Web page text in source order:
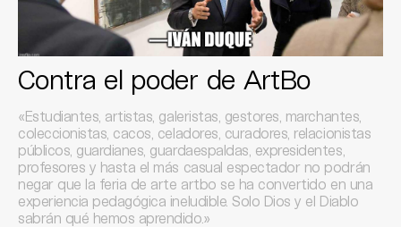
Contra el poder de ArtBo
«Estudiantes, artistas, galeristas, gestores, marchantes,
coleccionistas, cacos, celadores, curadores, relacionistas
públicos, guardianes, guardaespaldas, expresidentes,
profesores y hasta el más casual espectador no podrán
negar que la feria de arte artbo se ha convertido en una
experiencia pedagógica ineludible. Solo Dios y el Diablo
sabrán qué hemos aprendido.»